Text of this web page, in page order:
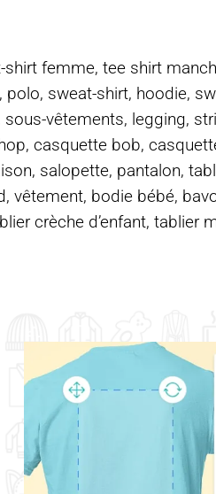
femme, tee shirt
sweat-shirt, hoodie,
vêtements, legging,
casquette bob,
salopette, pantalon,
vêtement, bodie bébé,
crèche d’enfant, tablier